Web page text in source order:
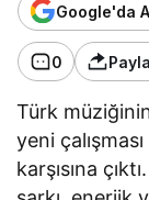
Google'da
0
Türk
yeni
karşısına